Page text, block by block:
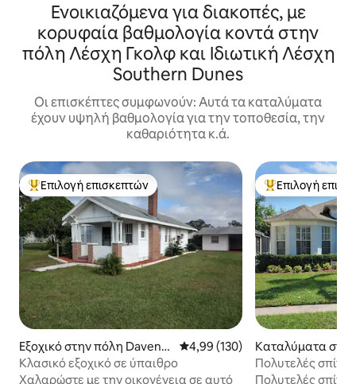
Ενοικιαζόμενα για διακοπές, με
κορυφαία βαθμολογία κοντά στην
πόλη Λέσχη Γκολφ και Ιδιωτική Λέσχη
Southern Dunes
Οι επισκέπτες συμφωνούν: Αυτά τα καταλύματα
έχουν υψηλή βαθμολογία για την τοποθεσία, την
καθαριότητα κ.ά.
Κορυφαία επιλογή επισκεπτών
Επιλογή επισκεπτών
Εξοχικό στην πόλη Davenp
ort
Μέση βαθμολογία: 4,99 στα 5,
4,99 (130)
Κλασικό εξοχικό σε ύπαιθρο
Χαλαρώστε με την οικογένεια σε αυτό
Κορυφαία
Επιλογή
Καταλύματα
nes City
Πολυτελές σπίτι
2 Masters
Πολυτελές σπίτι